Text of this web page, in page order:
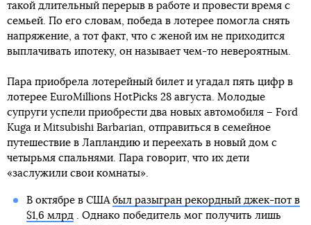
такой длительный перерыв в работе и провести время с
семьей. По его словам, победа в лотерее помогла снять
напряжение, а тот факт, что с женой им не приходится
выплачивать ипотеку, он называет чем-то невероятным.
Пара приобрела лотерейный билет и угадал пять цифр в
лотерее EuroMillions HotPicks 28 августа. Молодые
супруги успели приобрести два новых автомобиля – Ford
Kuga и Mitsubishi Barbarian, отправиться в семейное
путешествие в Лапландию и переехать в новый дом с
четырьмя спальнями. Пара говорит, что их дети
«заслужили свои комнаты».
В октябре в США был разыгран рекордный джек-пот в
$1,6 млрд. Однако победитель мог получить лишь